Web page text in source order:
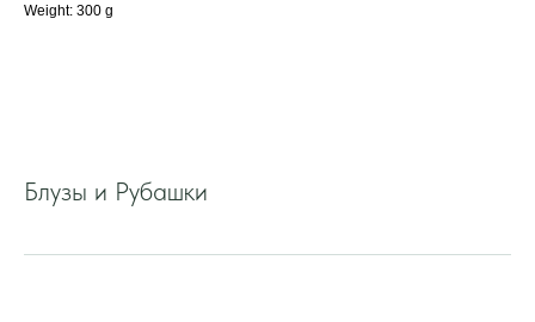
Weight: 300 g
Блузы и Рубашки